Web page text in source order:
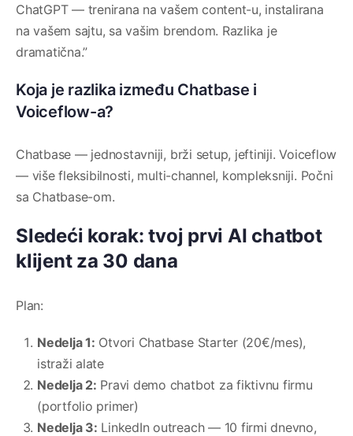
ChatGPT — trenirana na vašem content-u, instalirana
na vašem sajtu, sa vašim brendom. Razlika je
dramatična.”
Koja je razlika između Chatbase i
Voiceflow-a?
Chatbase — jednostavniji, brži setup, jeftiniji. Voiceflow
— više fleksibilnosti, multi-channel, kompleksniji. Počni
sa Chatbase-om.
Sledeći korak: tvoj prvi AI chatbot
klijent za 30 dana
Plan:
Nedelja 1: Otvori Chatbase Starter (20€/mes),
istraži alate
Nedelja 2: Pravi demo chatbot za fiktivnu firmu
(portfolio primer)
Nedelja 3: LinkedIn outreach — 10 firmi dnevno,